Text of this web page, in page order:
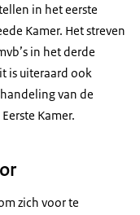
in het eerste
Kamer. Het streven
in het derde
is uiteraard ook
van de
Kamer.
zich voor te